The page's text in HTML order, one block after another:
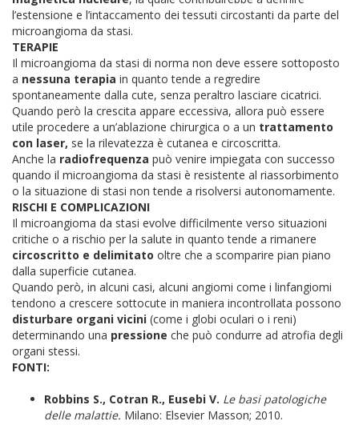
l’estensione e l’intaccamento dei tessuti circostanti da parte del
microangioma da stasi.
TERAPIE
Il microangioma da stasi di norma non deve essere sottoposto
a nessuna terapia in quanto tende a regredire
spontaneamente dalla cute, senza peraltro lasciare cicatrici.
Quando però la crescita appare eccessiva, allora può essere
utile procedere a un’ablazione chirurgica o a un trattamento
con laser, se la rilevatezza è cutanea e circoscritta.
Anche la radiofrequenza può venire impiegata con successo
quando il microangioma da stasi è resistente al riassorbimento
o la situazione di stasi non tende a risolversi autonomamente.
RISCHI E COMPLICAZIONI
Il microangioma da stasi evolve difficilmente verso situazioni
critiche o a rischio per la salute in quanto tende a rimanere
circoscritto e delimitato oltre che a scomparire pian piano
dalla superficie cutanea.
Quando però, in alcuni casi, alcuni angiomi come i linfangiomi
tendono a crescere sottocute in maniera incontrollata possono
disturbare organi vicini (come i globi oculari o i reni)
determinando una pressione che può condurre ad atrofia degli
organi stessi.
FONTI:
Robbins S., Cotran R., Eusebi V. Le basi patologiche
delle malattie. Milano: Elsevier Masson; 2010.